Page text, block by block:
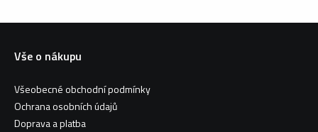
Vše o nákupu
Všeobecné obchodní podmínky
Ochrana osobních údajů
Doprava a platba